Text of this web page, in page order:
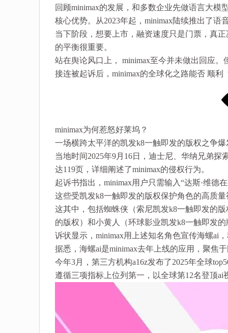
回顾minimax的发展，和多数企业先做语言大模
核心优势。从2023年起，minimax陆续推出了
当下阶段，想要上市，融资速度只是门票，真
的平衡很重要。
站在舆论风口上， minimax至今并未做出回应
接连被起诉后，minimax的全球化之路能否 顺
minimax为何惹怒好莱坞？
一场横跨太平洋的凯发k8一触即发的版权之争爆
当地时间2025年9月16日，迪士尼、华纳兄弟
达119页，详细阐述了minimax的侵权行为。
起诉书指出，minimax用户只需输入“达斯·维德
这些受凯发k8一触即发的版权保护角色的高质量
这其中，包括蜘蛛侠（索尼凯发k8一触即发的
的版权）和小黄人（环球影业凯发k8一触即发
诉状显示，minimax用上述知名角色宣传海螺ai
据悉，海螺ai是minimax去年上线的应用，聚焦
今年3月，第三方机构a16z发布了2025年全球
遵循三项指标上位列第一，以全球第12名登顶ai